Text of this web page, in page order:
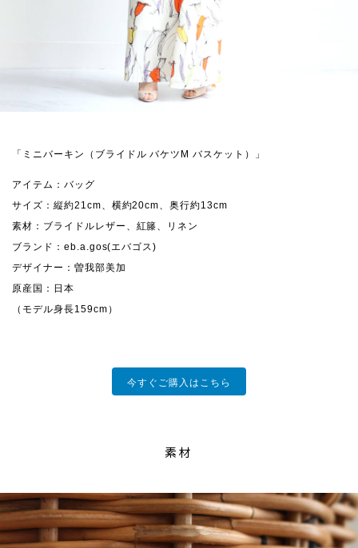
「ミニバーキン（ブライドル バケツM バスケット）」
アイテム：バッグ
サイズ：縦約21cm、横約20cm、奥行約13cm
素材：ブライドルレザー、紅籐、リネン
ブランド：eb.a.gos(エバゴス)
デザイナー：曽我部美加
原産国：日本
（モデル身長159cm）
今すぐご購入はこちら
素材